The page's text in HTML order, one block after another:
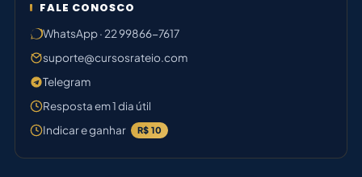
FALE CONOSCO
WhatsApp · 22 99866-7617
suporte@cursosrateio.com
Telegram
Resposta em 1 dia útil
Indicar e ganhar
R$ 10